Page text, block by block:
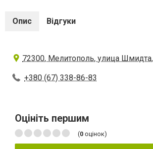
Опис Відгуки
72300, Мелитополь, улица
+380 (67) 338-86-83
Оцініть першим
(0 оцінок)